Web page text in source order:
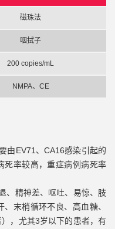
磁珠法
咽拭子
200 copies/mL
NMPA、CE
由EV71 、 CA16感染引起的
死率较高，重症病例病死率
、精神差、呕吐、易惊、肢
末梢循环不良、高血糖、
，尤其3岁以下的患者，有